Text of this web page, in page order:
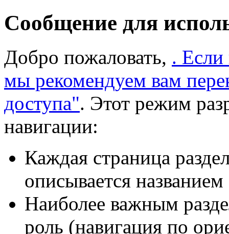
Сообщение для
Добро пожаловать, . Если
мы рекомендуем вам
доступа". Этот режим
навигации:
Каждая страница
описывается
Наиболее важным
роль (навигация по